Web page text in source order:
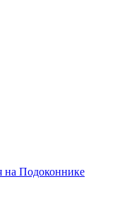
Подоконнике